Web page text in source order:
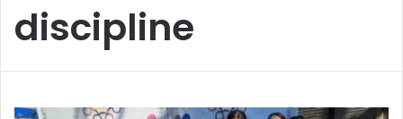
discipline